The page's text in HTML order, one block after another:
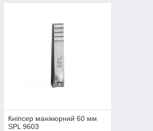
Кніпсер манікюрний 60 мм
SPL 9603